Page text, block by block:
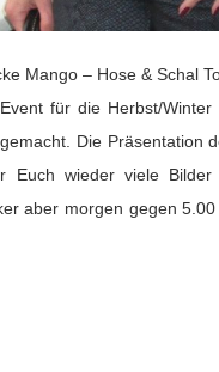
Mango – Hose & Schal
für die Herbst/
Die
Euch wieder viele
aber morgen gegen